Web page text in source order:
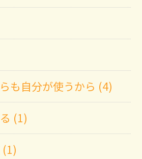
も自分が使うから (4)
(1)